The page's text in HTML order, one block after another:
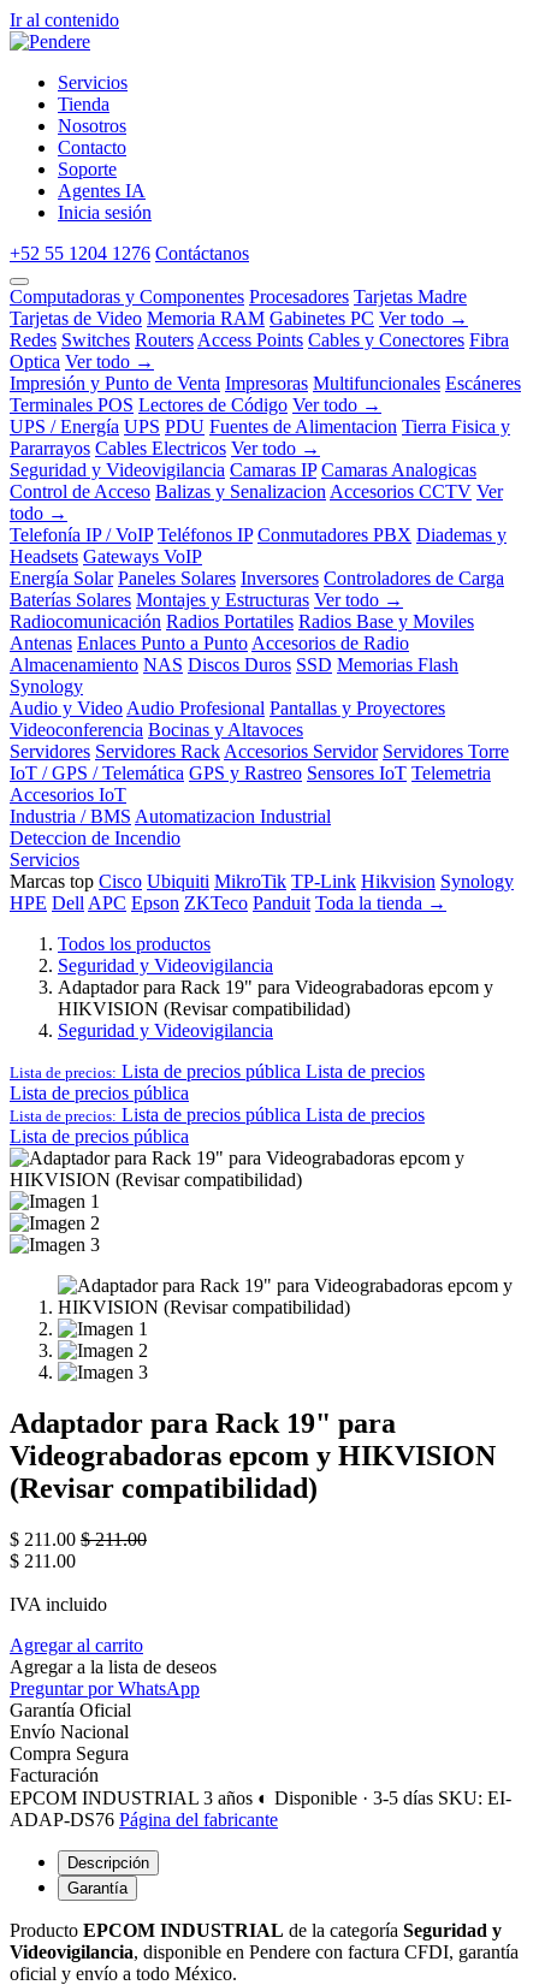
Ir al contenido
Servicios
Tienda
Nosotros
Contacto
Soporte
Agentes IA
Inicia sesión
+52 55 1204 1276 Contáctanos
Computadoras y Componentes Procesadores Tarjetas Madre
Tarjetas de Video Memoria RAM Gabinetes PC Ver todo →
Redes Switches Routers Access Points Cables y Conectores Fibra
Optica Ver todo →
Impresión y Punto de Venta Impresoras Multifuncionales Escáneres
Terminales POS Lectores de Código Ver todo →
UPS / Energía UPS PDU Fuentes de Alimentacion Tierra Fisica y
Pararrayos Cables Electricos Ver todo →
Seguridad y Videovigilancia Camaras IP Camaras Analogicas
Control de Acceso Balizas y Senalizacion Accesorios CCTV Ver
todo →
Telefonía IP / VoIP Teléfonos IP Conmutadores PBX Diademas y
Headsets Gateways VoIP
Energía Solar Paneles Solares Inversores Controladores de Carga
Baterías Solares Montajes y Estructuras Ver todo →
Radiocomunicación Radios Portatiles Radios Base y Moviles
Antenas Enlaces Punto a Punto Accesorios de Radio
Almacenamiento NAS Discos Duros SSD Memorias Flash
Synology
Audio y Video Audio Profesional Pantallas y Proyectores
Videoconferencia Bocinas y Altavoces
Servidores Servidores Rack Accesorios Servidor Servidores Torre
IoT / GPS / Telemática GPS y Rastreo Sensores IoT Telemetria
Accesorios IoT
Industria / BMS Automatizacion Industrial
Deteccion de Incendio
Servicios
Marcas top Cisco Ubiquiti MikroTik TP-Link Hikvision Synology
HPE Dell APC Epson ZKTeco Panduit Toda la tienda →
Todos los productos
Seguridad y Videovigilancia
Adaptador para Rack 19" para Videograbadoras epcom y
HIKVISION (Revisar compatibilidad)
Seguridad y Videovigilancia
Lista de precios: Lista de precios pública Lista de precios
Lista de precios pública
Lista de precios: Lista de precios pública Lista de precios
Lista de precios pública
Adaptador para Rack 19" para
Videograbadoras epcom y HIKVISION
(Revisar compatibilidad)
$ 211.00 $211.00
$ 211.00
IVA incluido
Agregar al carrito
Agregar a la lista de deseos
Preguntar por WhatsApp
Garantía Oficial
Envío Nacional
Compra Segura
Facturación
EPCOM INDUSTRIAL 3 años ◐ Disponible · 3-5 días SKU: EI-
ADAP-DS76 Página del fabricante
Descripción
Garantía
Producto EPCOM INDUSTRIAL de la categoría Seguridad y
Videovigilancia, disponible en Pendere con factura CFDI, garantía
oficial y envío a todo México.